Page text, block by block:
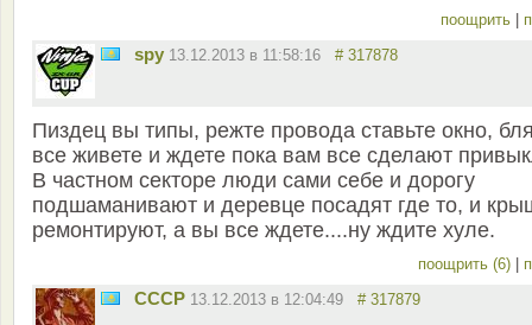
поощрить
spy 13.12.2013 в 11:58:16 # 317878
Пиздец вы типы, режте провода ставьте окно,
все живете и ждете пока вам все сделают
В частном секторе люди сами себе и дорогу
подшаманивают и деревце посадят где то, и
ремонтируют, а вы все ждете....ну ждите хуле.
поощрить (6)
СССР 13.12.2013 в 12:04:49 # 317879